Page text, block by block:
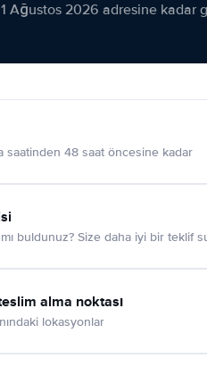
Ağustos 2026 adresine kadar
saatinden 48 saat öncesine kadar
buldunuz? Size daha iyi bir teklif
alma noktası
lokasyonlar